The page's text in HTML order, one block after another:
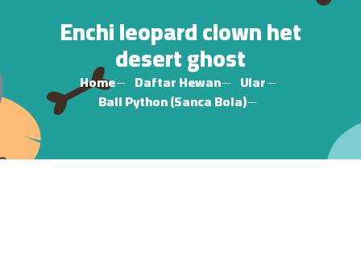
Enchi leopard clown het
desert ghost
Home Daftar Hewan
Ular
Ball Python (Sanca Bola)